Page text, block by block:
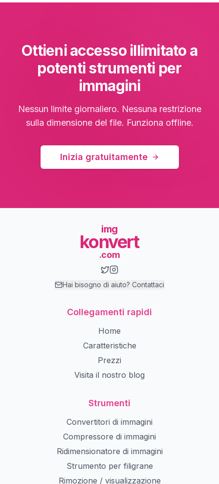
Ottieni accesso illimitato a
potenti strumenti per
immagini
Nessun limite giornaliero. Nessuna restrizione
sulla dimensione del file. Funziona offline.
Inizia gratuitamente
img
konvert
.com
Hai bisogno di aiuto? Contattaci
Collegamenti rapidi
Home
Caratteristiche
Prezzi
Visita il nostro blog
Strumenti
Convertitori di immagini
Compressore di immagini
Ridimensionatore di immagini
Strumento per filigrane
Rimozione / visualizzazione